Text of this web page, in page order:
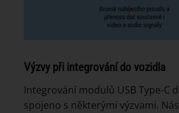
Výzvy při integrování do vozidla
Integrování modulů USB Type-C
spojeno s některými výzvami.